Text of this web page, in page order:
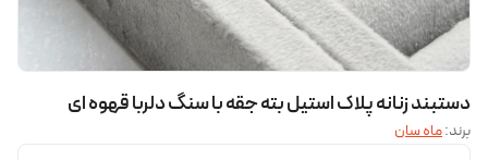
دستبند زنانه پلاک استیل بته جقه با سنگ دلربا قهوه ای
برند:ماه سان